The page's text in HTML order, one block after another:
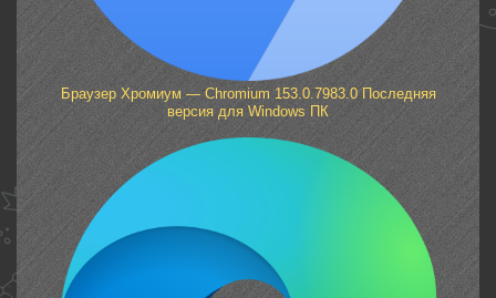
Браузер Хромиум — Chromium 153.0.7983.0 Последняя
версия для Windows ПК